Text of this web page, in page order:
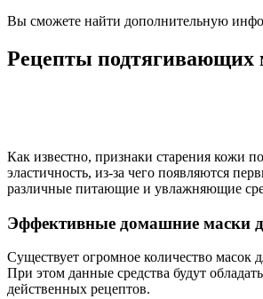
Вы сможете найти дополнительную
Рецепты подтягивающих
Как известно, признаки старения кожи
эластичность, из-за чего появляются
различные питающие и увлажняющие
Эффективные домашние маски
Существует огромное количество масок
При этом данные средства будут
действенных рецептов.